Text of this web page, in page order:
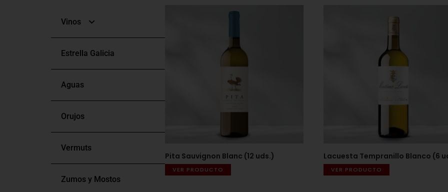
Vinos
Blancos
Tintos
Rosados
Bag In Box
Estrella Galicia
Aguas
Orujos
Vermuts
Zumos y Mostos
Pita Sauvignon Blanc (12 uds.)
VER PRODUCTO
Lacuesta Tempranillo Blanco (6
VER PRODUCTO